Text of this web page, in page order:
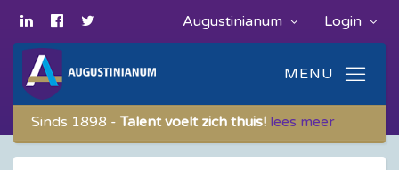
Login
Augustinianum
Sinds 1898 -Talent voelt zich thuis! lees meer